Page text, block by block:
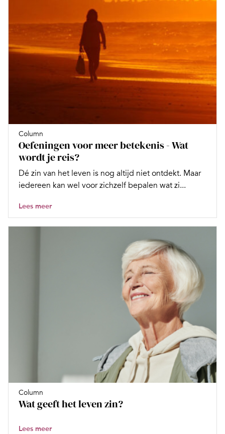
Column
Oefeningen voor meer betekenis - Wat
wordt je reis?
Dé zin van het leven is nog altijd niet ontdekt. Maar
iedereen kan wel voor zichzelf bepalen wat zi...
Lees meer
Column
Wat geeft het leven zin?
Lees meer